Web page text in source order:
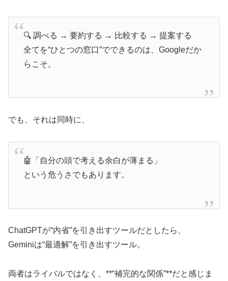
🔍 調べる → 要約する → 比較する → 提案する
全てを“ひとつの窓口”でできるのは、Googleだか
らこそ。
でも、それは同時に、
🤖「自分の頭で考える余白が薄まる」
という危うさでもあります。
ChatGPTが“内省”を引き出すツールだとしたら、
Geminiは“最適解”を引き出すツール。
両者はライバルではなく、**“補完的な関係”**だと感じま